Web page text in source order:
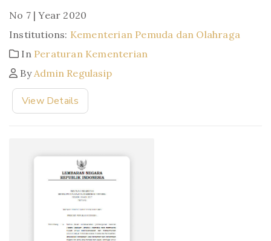
No 7 | Year 2020
Institutions: Kementerian Pemuda dan Olahraga
In Peraturan Kementerian
By Admin Regulasip
View Details